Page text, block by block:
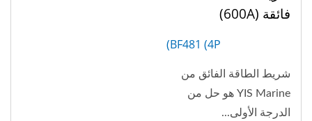
فائقة (600A)
BF481 (4P)
شريط الطاقة الفائق من
YIS Marine هو حل من
الدرجة الأولى...